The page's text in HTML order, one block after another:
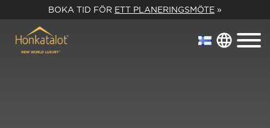
BOKA TID FÖR ETT PLANERINGSMÖTE »